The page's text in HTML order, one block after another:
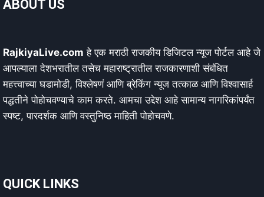
ABOUT US
RajkiyaLive.com हे एक मराठी राजकीय डिजिटल न्यूज पोर्टल आहे जे
आपल्याला देशभरातील तसेच महाराष्ट्रातील राजकारणाशी संबंधित
महत्त्वाच्या घडामोडी, विश्लेषणं आणि ब्रेकिंग न्यूज तत्काळ आणि विश्वासार्ह
पद्धतीने पोहोचवण्याचे काम करते. आमचा उद्देश आहे सामान्य नागरिकांपर्यंत
स्पष्ट, पारदर्शक आणि वस्तुनिष्ठ माहिती पोहोचवणे.
QUICK LINKS